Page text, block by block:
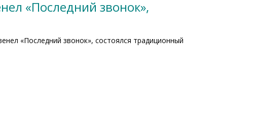
«Последний звонок»,
«Последний звонок», состоялся традиционный